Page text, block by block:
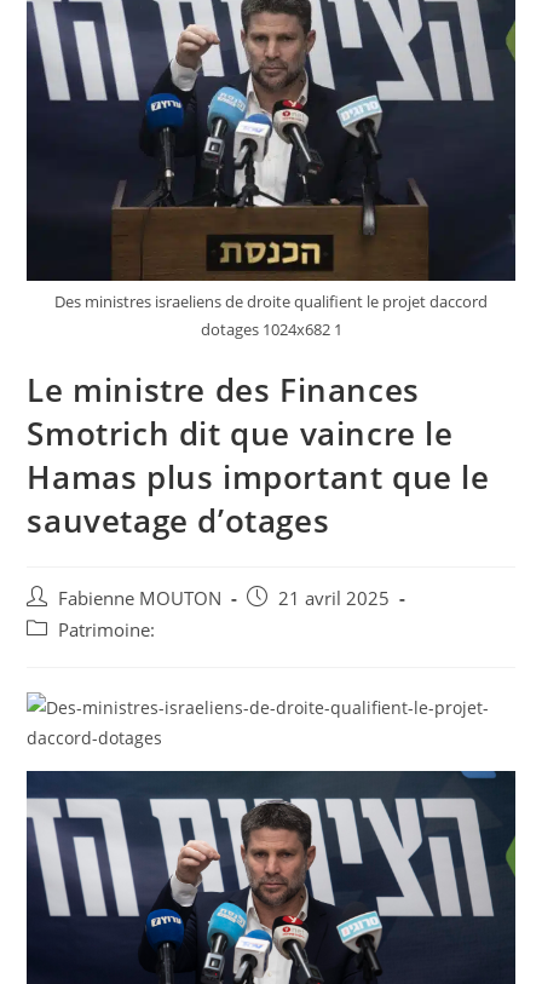
Des ministres israeliens de droite qualifient le projet daccord
dotages 1024x682 1
Le ministre des Finances
Smotrich dit que vaincre le
Hamas plus important que le
sauvetage d’otages
Auteur/autrice
de
Fabienne MOUTON
Post21 avril 2025
PostPatrimoine: